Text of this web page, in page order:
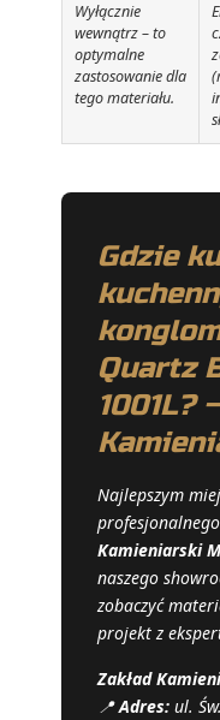
Wyłącznie
wewnątrz – to
optymalne
zastosowanie dla
tego materiału.
Gdzie
Quartz
1001L?
Najlepszym
Kamieniarski
naszego
zobaczyć
projekt z
Zakład
📍Adres: ul.